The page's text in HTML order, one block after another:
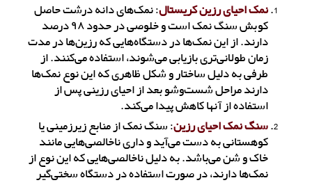
نمک‌ احیای رزین کریستال: نمک‌های دانه درشت حاصل
کوبش سنگ نمک است و خلوصی در حدود ۹۸ درصد
دارند. از این نمک‌ها در دستگاه‌هایی که رزین‌ها در مدت
زمان طولانی‌تری بازیابی می‌شوند، استفاده می‌کنند. از
طرفی به دلیل ساختار و شکل ظاهری که این نوع نمک‌ها
دارند مراحل شست‌و‌شو بعد از احیای رزینی پس از
استفاده از آنها کاهش پیدا می‌کند.
سنگ نمک‌ احیای رزین: سنگ نمک از منابع زیرزمینی یا
کوهستانی به دست می‌آید و داری ناخالصی‌هایی مانند
خاک و شن می‌باشد. به دلیل ناخالصی‌هایی که این نوع از
نمک‌ها دارند، در صورت استفاده در دستگاه سختی‌گیر